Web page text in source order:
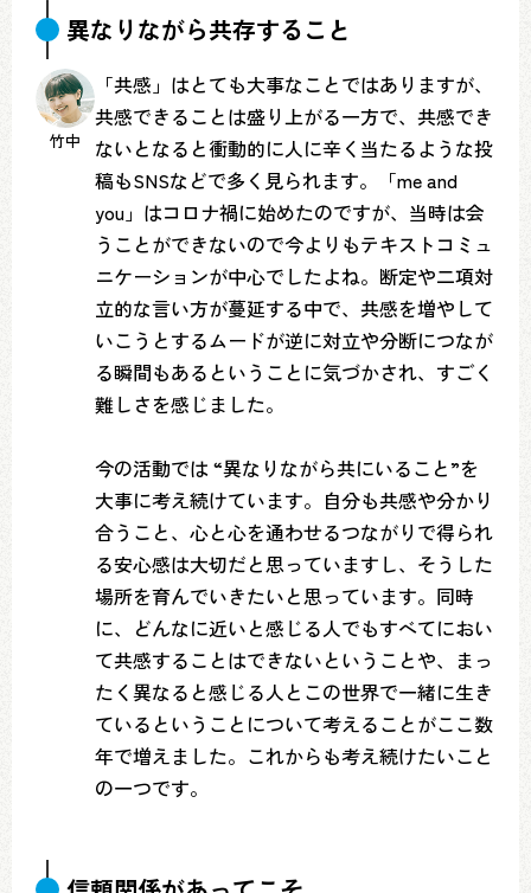
異なりながら共存すること
竹中
「共感」はとても大事なことではありますが、
共感できることは盛り上がる一方で、共感でき
ないとなると衝動的に人に辛く当たるような投
稿もSNSなどで多く見られます。「me and
you」はコロナ禍に始めたのですが、当時は会
うことができないので今よりもテキストコミュ
ニケーションが中心でしたよね。断定や二項対
立的な言い方が蔓延する中で、共感を増やして
いこうとするムードが逆に対立や分断につなが
る瞬間もあるということに気づかされ、すごく
難しさを感じました。
今の活動では “異なりながら共にいること”を
大事に考え続けています。自分も共感や分かり
合うこと、心と心を通わせるつながりで得られ
る安心感は大切だと思っていますし、そうした
場所を育んでいきたいと思っています。同時
に、どんなに近いと感じる人でもすべてにおい
て共感することはできないということや、まっ
たく異なると感じる人とこの世界で一緒に生き
ているということについて考えることがここ数
年で増えました。これからも考え続けたいこと
の一つです。